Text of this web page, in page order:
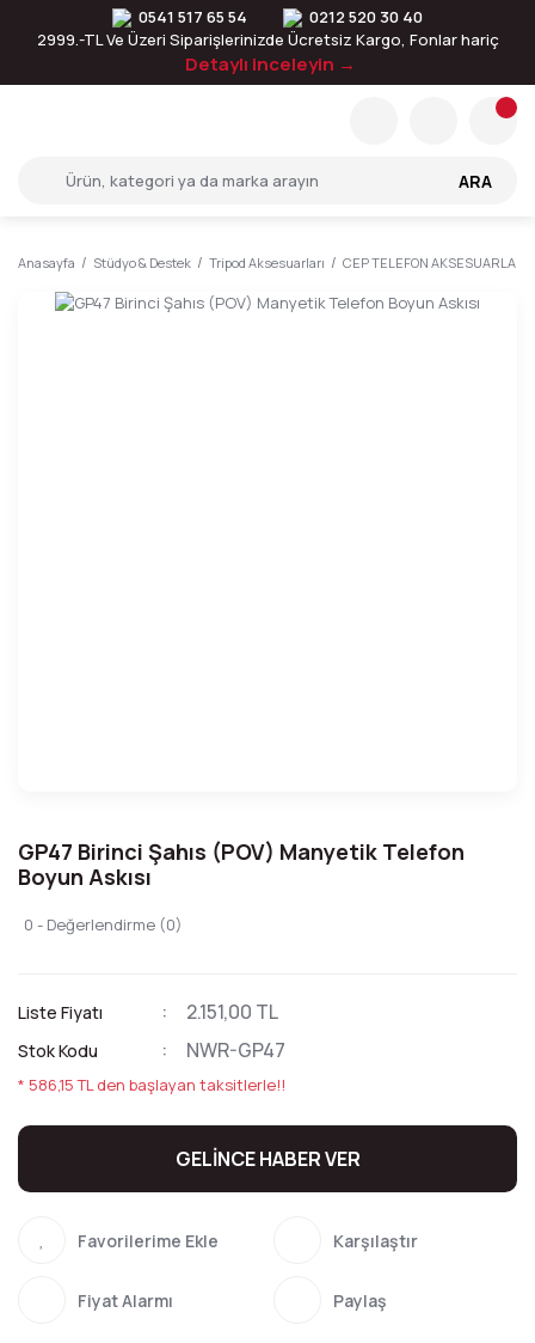
0541 517 65 54
0212 520 30 40
2999.-TL Ve Üzeri Siparişlerinizde Ücretsiz Kargo, Fonlar hariç
Detaylı inceleyin →
ARA
Anasayfa Stüdyo & Destek Tripod Aksesuarları CEP TELEFON AKSESUARLARI
GP47 Birinci Şahıs (POV) Manyetik Telefon
Boyun Askısı
0 - Değerlendirme (0)
Liste Fiyatı 2.151,00 TL
Stok Kodu NWR-GP47
* 586,15 TL den başlayan taksitlerle!!
GELİNCE HABER VER
Karşılaştır
Fiyat Alarmı Paylaş